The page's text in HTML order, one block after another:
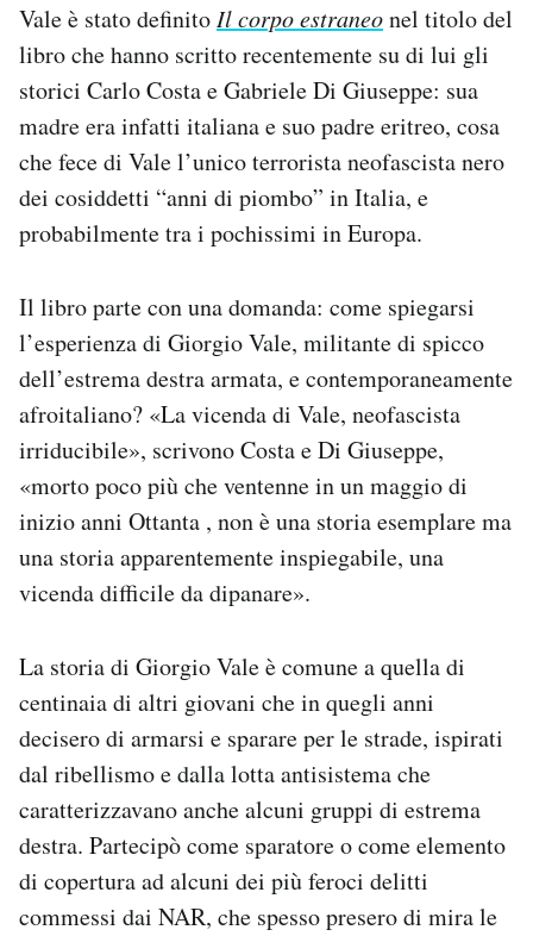
Notifiche mobile
Regala il Post
Hai bisogno di aiuto?
Vale è stato definitoIl corpo estraneonel titolo del
libro che hanno scritto recentemente su di lui gli
storici Carlo Costa e Gabriele Di Giuseppe: sua
madre era infatti italiana e suo padre eritreo, cosa
che fece di Vale l’unico terrorista neofascista nero
dei cosiddetti “anni di piombo” in Italia, e
probabilmente tra i pochissimi in Europa.
Il libro parte con una domanda: come spiegarsi
l’esperienza di Giorgio Vale, militante di spicco
dell’estrema destra armata, e contemporaneamente
afroitaliano? «La vicenda di Vale, neofascista
irriducibile», scrivono Costa e Di Giuseppe,
«morto poco più che ventenne in un maggio di
inizio anni Ottanta , non è una storia esemplare ma
una storia apparentemente inspiegabile, una
vicenda difficile da dipanare».
La storia di Giorgio Vale è comune a quella di
centinaia di altri giovani che in quegli anni
decisero di armarsi e sparare per le strade, ispirati
dal ribellismo e dalla lotta antisistema che
caratterizzavano anche alcuni gruppi di estrema
destra. Partecipò come sparatore o come elemento
di copertura ad alcuni dei più feroci delitti
commessi dai NAR, che spesso presero di mira le